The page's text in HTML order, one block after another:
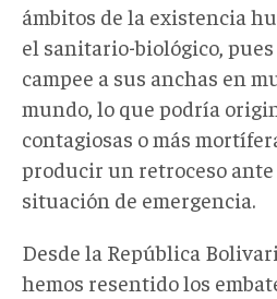
ámbitos de la existencia
el sanitario-biológico,
campee a sus anchas en
mundo, lo que podría
contagiosas o más
producir un retroceso
situación de emergencia.
Desde la República
hemos resentido los